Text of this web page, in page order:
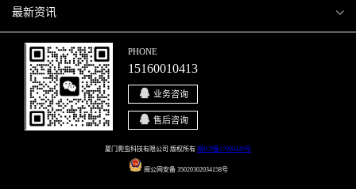
移动APP
商城会员积分商城解决方案
网站解决方案
智慧校园解决方案
智慧停车解决方案
厦门小程序开发
厦门APP开发
厦门微商城开发
博客园
最新资讯
行业资讯
爬虫动态
PHONE
15160010413
业务咨询
售后咨询
厦门爬虫科技有限公司 版权所有 闽ICP备17000429号
闽公网安备 35020302034158号